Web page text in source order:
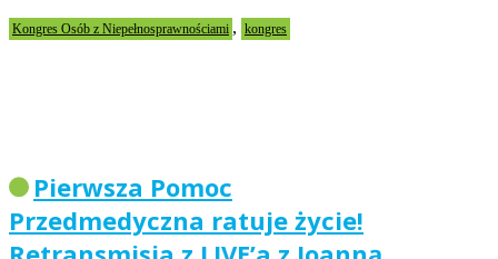
Kongres Osób z Niepełnosprawnościami , kongres
Pierwsza Pomoc
Przedmedyczna ratuje życie!